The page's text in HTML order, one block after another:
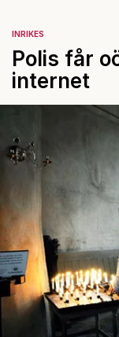
INRIKES
Polis får
internet